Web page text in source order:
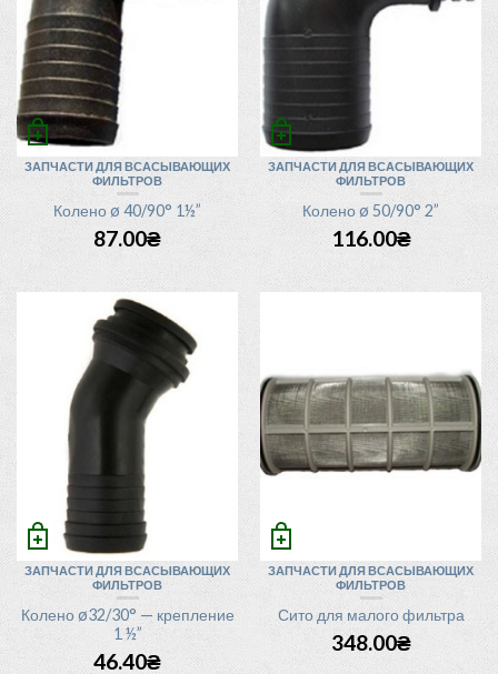
ЗАПЧАСТИ ДЛЯ ВСАСЫВАЮЩИХ
ФИЛЬТРОВ
Колено ø 40/90° 1½”
87.00₴
ЗАПЧАСТИ ДЛЯ ВСАСЫВАЮЩИХ
ФИЛЬТРОВ
Колено ø 50/90° 2”
116.00₴
ЗАПЧАСТИ ДЛЯ ВСАСЫВАЮЩИХ
ФИЛЬТРОВ
Колено ø32/30° — крепление
1 ½”
46.40₴
ЗАПЧАСТИ ДЛЯ ВСАСЫВАЮЩИХ
ФИЛЬТРОВ
Сито для малого фильтра
348.00₴